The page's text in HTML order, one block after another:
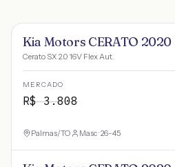
Kia Motors CERATO 2020
Cerato SX 2.0 16V Flex Aut.
MERCADO
R$3.808
Palmas/TO Masc · 26-45